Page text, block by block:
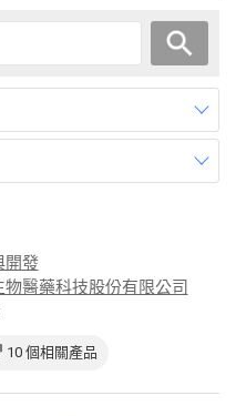
開發
物醫藥科技股份有限公司
10 個相關產品